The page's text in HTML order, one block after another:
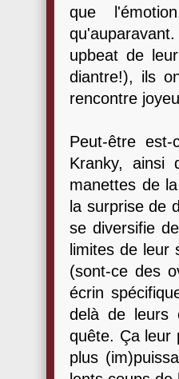
que
upbeat de
diantre!), ils
rencontre
Peut-être
Kranky, ainsi
manettes de
la surprise de
se diversifie
limites de leur
(sont-ce des
écrin
delà de leurs
quête. Ça leur
plus